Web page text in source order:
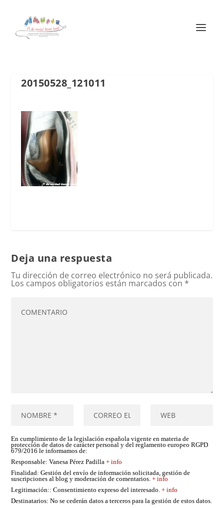
20150528_121011
Deja una respuesta
Tu dirección de correo electrónico no será publicada.
Los campos obligatorios están marcados con *
En cumplimiento de la legislación española vigente en materia de
protección de datos de carácter personal y del reglamento europeo RGPD
679/2016 le informamos de:
Responsable: Vanesa Pérez Padilla+ info
Finalidad: Gestión del envío de información solicitada, gestión de
suscripciones al blog y moderación de comentarios.+ info
Legitimación:: Consentimiento expreso del interesado.+ info
Destinatarios: No se cederán datos a terceros para la gestión de estos datos.